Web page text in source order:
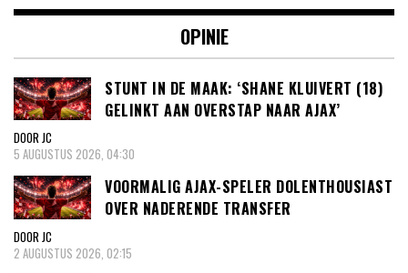
OPINIE
STUNT IN DE MAAK: ‘SHANE KLUIVERT (18)
GELINKT AAN OVERSTAP NAAR AJAX’
DOOR JC
5 AUGUSTUS 2026, 04:30
VOORMALIG AJAX-SPELER DOLENTHOUSIAST
OVER NADERENDE TRANSFER
DOOR JC
2 AUGUSTUS 2026, 02:15